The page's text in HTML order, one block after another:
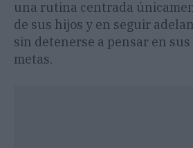
una rutina centrada
de sus hijos y en seguir
sin detenerse a pensar en
metas.